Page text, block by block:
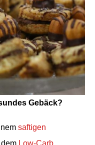
Gebäck?
saftigen
Low-Carb